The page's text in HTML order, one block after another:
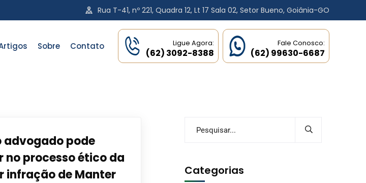
Rua T-41, nº 221, Quadra 12, Lt 17 Sala 02, Setor Bueno, Goiânia-GO
Sobre Contato Ligue Agora:
(62) 3092-8388
Fale Conosco:
(62) 99630-6687
advogado pode
no processo ético da
infração de Manter
Categorias